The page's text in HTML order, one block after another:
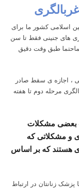
اسلامی کشور ما برای
های جنینی فقط تا سن
طبق وقت دقیق
، اجازه ی سقط صادر
مرحله دوم تا هفته
بعضی مشکلات
و مشکلاتی که
هستند که بر اساس
زنانتان در ارتباط